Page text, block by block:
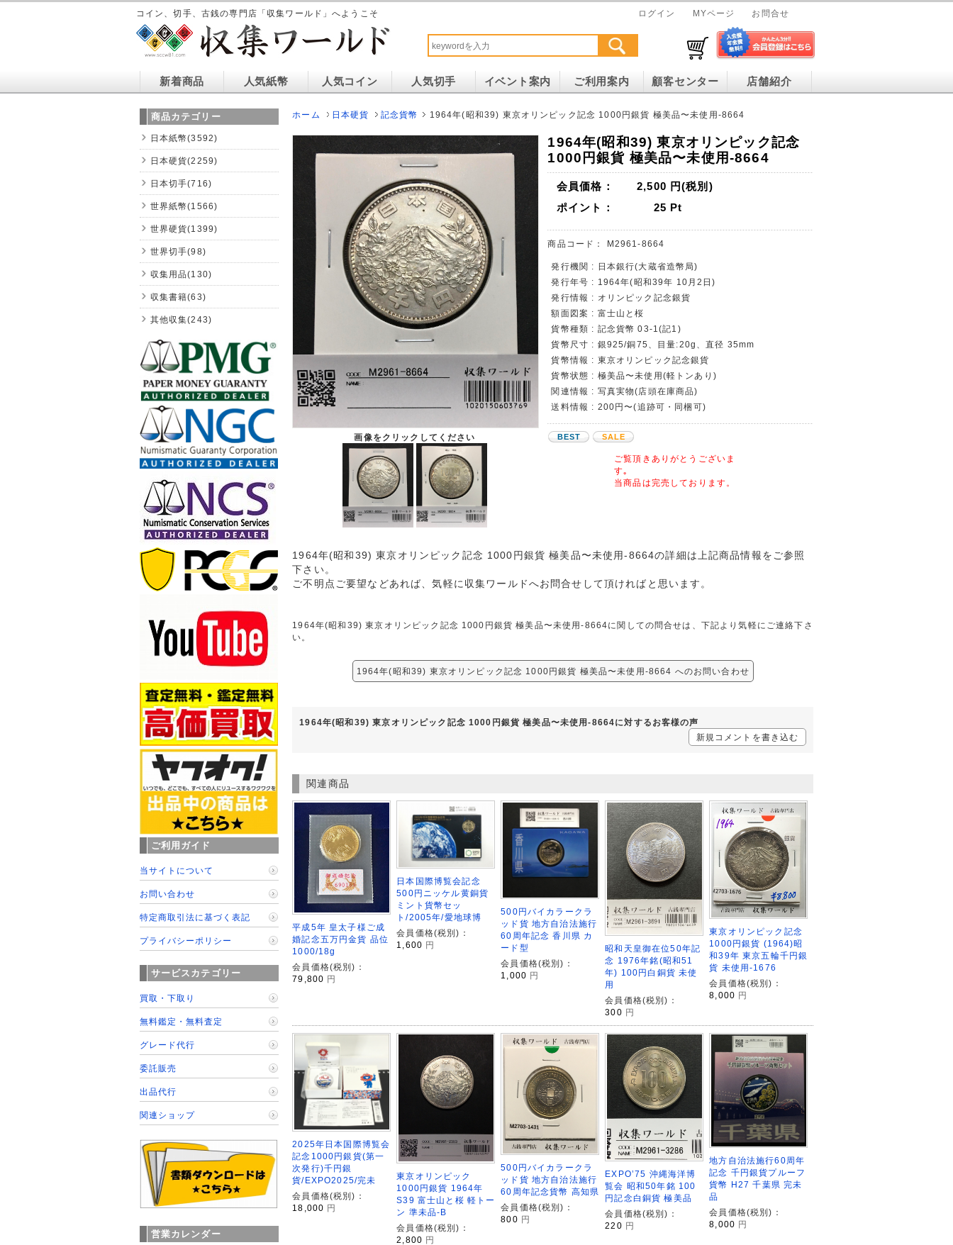
コイン、切手、古銭の専門店「収集ワールド」へようこそ ログイン MYページ お問合せ
新着商品 人気紙幣 人気コイン 人気切手 イベント案内 ご利用案内 顧客センター 店舗紹介
ホーム 日本硬貨 記念貨幣 1964年(昭和39) 東京オリンピック記念 1000円銀貨 極美品〜未使用-8664
画像をクリックしてください
1964年(昭和39) 東京オリンピック記念
1000円銀貨 極美品〜未使用-8664
会員価格： 2,500 円(税別)
ポイント：
25 Pt
商品コード： M2961-8664
発行機関 : 日本銀行(大蔵省造幣局)
発行年号 : 1964年(昭和39年 10月2日)
発行情報 : オリンピック記念銀貨
額面図案 : 富士山と桜
貨幣種類 : 記念貨幣 03-1(記1)
貨幣尺寸 : 銀925/銅75、目量:20g、直径 35mm
貨幣情報 : 東京オリンピック記念銀貨
貨幣状態 : 極美品〜未使用(軽トンあり)
関連情報 : 写真実物(店頭在庫商品)
送料情報 : 200円〜(追跡可・同梱可)
BEST SALE
ご覧頂きありがとうございま
す｡
当商品は完売しております。
1964年(昭和39) 東京オリンピック記念 1000円銀貨 極美品〜未使用-8664の詳細は上記商品情報をご参照
下さい。
ご不明点ご要望などあれば、気軽に収集ワールドへお問合せして頂ければと思います。
1964年(昭和39) 東京オリンピック記念 1000円銀貨 極美品〜未使用-8664に関しての問合せは、下記より気軽にご連絡下さ
い。
1964年(昭和39) 東京オリンピック記念 1000円銀貨 極美品〜未使用-8664 へのお問い合わせ
1964年(昭和39) 東京オリンピック記念 1000円銀貨 極美品〜未使用-8664に対するお客様の声
新規コメントを書き込む
関連商品
平成5年 皇太子様ご成
婚記念五万円金貨 品位
1000/18g
会員価格(税別)：
79,800 円
日本国際博覧会記念
500円ニッケル黄銅貨
ミント貨幣セッ
ト/2005年/愛地球博
会員価格(税別)：
1,600 円
500円バイカラークラ
ッド貨 地方自治法施行
60周年記念 香川県 カ
ード型
会員価格(税別)：
1,000 円
昭和天皇御在位50年記
念 1976年銘(昭和51
年) 100円白銅貨 未使
用
会員価格(税別)：
300 円
東京オリンピック記念
1000円銀貨 (1964)昭
和39年 東京五輪千円銀
貨 未使用-1676
会員価格(税別)：
8,000 円
2025年日本国際博覧会
記念1000円銀貨(第一
次発行)千円銀
貨/EXPO2025/完未
会員価格(税別)：
18,000 円
東京オリンピック
1000円銀貨 1964年
S39 富士山と桜 軽トー
ン 準未品-B
会員価格(税別)：
2,800 円
500円バイカラークラ
ッド貨 地方自治法施行
60周年記念貨幣 高知県
会員価格(税別)：
800 円
EXPO’75 沖縄海洋博
覧会 昭和50年銘 100
円記念白銅貨 極美品
会員価格(税別)：
220 円
地方自治法施行60周年
記念 千円銀貨プルーフ
貨幣 H27 千葉県 完未
品
会員価格(税別)：
8,000 円
商品カテゴリー
日本紙幣(3592)
日本硬貨(2259)
日本切手(716)
世界紙幣(1566)
世界硬貨(1399)
世界切手(98)
収集用品(130)
収集書籍(63)
其他収集(243)
ご利用ガイド
当サイトについて
お問い合わせ
特定商取引法に基づく表記
プライバシーポリシー
サービスカテゴリー
買取・下取り
無料鑑定・無料査定
グレード代行
委託販売
出品代行
関連ショップ
営業カレンダー